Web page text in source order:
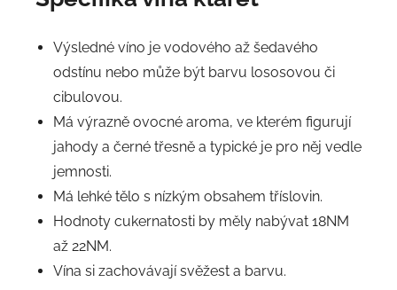
Výsledné víno je vodového až šedavého
odstínu nebo může být barvu lososovou či
cibulovou.
Má výrazně ovocné aroma, ve kterém figurují
jahody a černé třesně a typické je pro něj vedle
jemnosti.
Má lehké tělo s nízkým obsahem tříslovin.
Hodnoty cukernatosti by měly nabývat 18NM
až 22NM.
Vína si zachovávají svěžest a barvu.